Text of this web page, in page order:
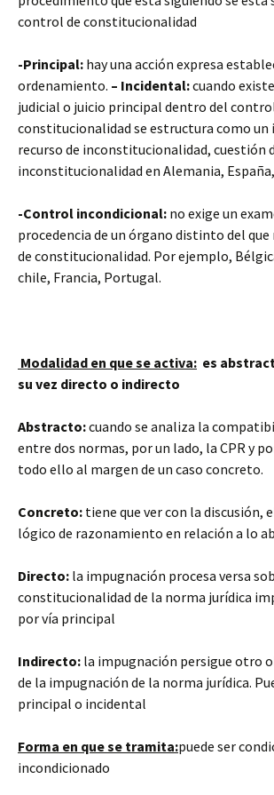
control de constitucionalidad
-Principal: hay una acción expresa
ordenamiento. – Incidental:cuando
judicial o juicio principal dentro del
constitucionalidad se estructura como un
recurso de inconstitucionalidad, cuestión
inconstitucionalidad en Alemania,
-Control incondicional: no exige un
procedencia de un órgano distinto del
de constitucionalidad. Por ejemplo,
chile, Francia, Portugal.
Modalidad en que se activa: es
su vez directo o indirecto
Abstracto:cuando se analiza la
entre dos normas, por un lado, la CPR y
todo ello al margen de un caso concreto.
Concreto: tiene que ver con la discusión,
lógico de razonamiento en relación a lo
Directo: la impugnación procesa versa
constitucionalidad de la norma jurídica
por vía principal
Indirecto: la impugnación persigue otro
de la impugnación de la norma jurídica.
principal o incidental
Forma en que se tramita:puede ser
incondicionado